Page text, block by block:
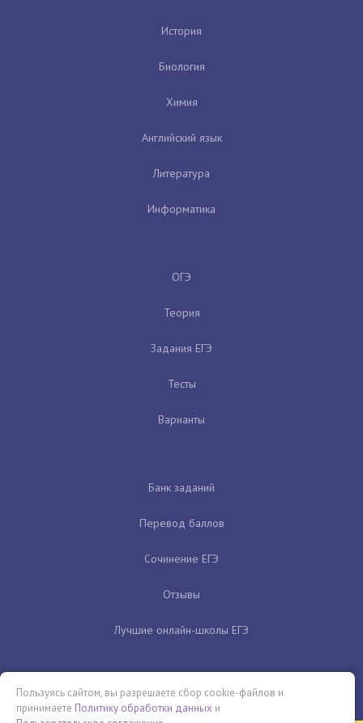
История
Биология
Химия
Английский язык
Литература
Информатика
ОГЭ
Теория
Задания ЕГЭ
Тесты
Варианты
Банк заданий
Перевод баллов
Сочинение ЕГЭ
Отзывы
Лучшие онлайн-школы ЕГЭ
Пользуясь сайтом, вы разрешаете сбор cookie-файлов и
принимаете Политику обработки данных и